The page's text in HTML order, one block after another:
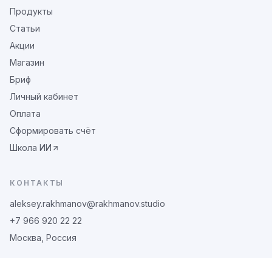
Продукты
Статьи
Акции
Магазин
Бриф
Личный кабинет
Оплата
Сформировать счёт
Школа ИИ
КОНТАКТЫ
aleksey.rakhmanov@rakhmanov.studio
+7 966 920 22 22
Москва, Россия